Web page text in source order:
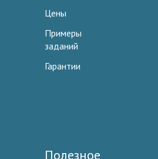
Цены
Примеры
заданий
Гарантии
Полезное